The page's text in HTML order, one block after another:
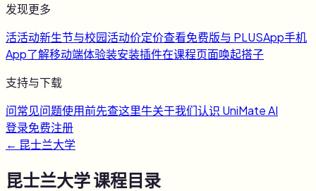
发现更多
活活动新生节与校园活动价定价查看免费版与 PLUSApp手机
App了解移动端体验装安装插件在课程页面唤起搭子
支持与下载
问常见问题使用前先查这里牛关于我们认识 UniMate AI
登录免费注册
← 昆士兰大学
昆士兰大学课程目录